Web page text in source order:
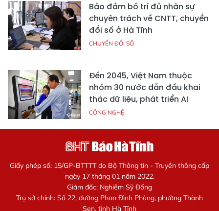
Bảo đảm bố trí đủ nhân sự
chuyên trách về CNTT, chuyển
đổi số ở Hà Tĩnh
CHUYỂN ĐỔI SỐ
Đến 2045, Việt Nam thuộc
nhóm 30 nước dẫn đầu khai
thác dữ liệu, phát triển AI
CÔNG NGHỆ
Giấy phép số: 15/GP-BTTTT do Bộ Thông tin - Truyền thông cấp
ngày 17 tháng 01 năm 2022.
Giám đốc: Nghiêm Sỹ Đống
Trụ sở chính: Số 22, đường Phan Đình Phùng, phường Thành
Sen, tỉnh Hà Tĩnh